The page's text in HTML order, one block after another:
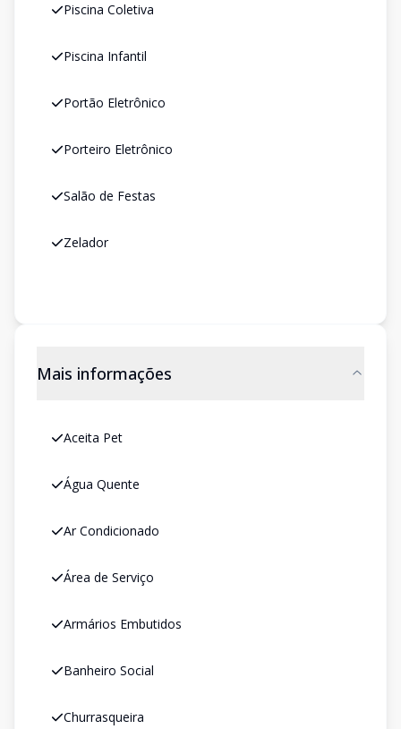
Piscina Coletiva
Piscina Infantil
Portão Eletrônico
Porteiro Eletrônico
Salão de Festas
Zelador
Mais informações
Aceita Pet
Água Quente
Ar Condicionado
Área de Serviço
Armários Embutidos
Banheiro Social
Churrasqueira